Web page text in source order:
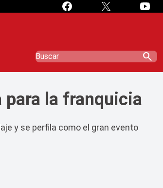
search
para la franquicia
y se perfila como el gran evento